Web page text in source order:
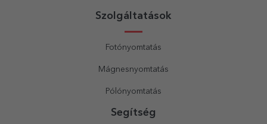
Szolgáltatások
Fotónyomtatás
Mágnesnyomtatás
Pólónyomtatás
Segítség